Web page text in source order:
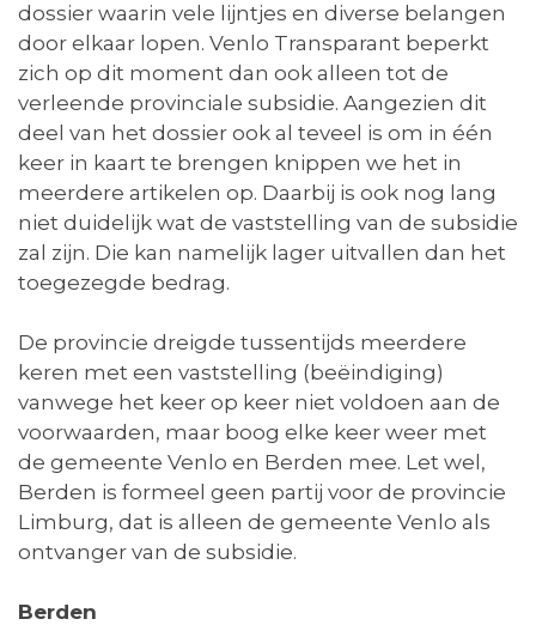
dossier waarin vele lijntjes en diverse belangen
door elkaar lopen. Venlo Transparant beperkt
zich op dit moment dan ook alleen tot de
verleende provinciale subsidie. Aangezien dit
deel van het dossier ook al teveel is om in één
keer in kaart te brengen knippen we het in
meerdere artikelen op. Daarbij is ook nog lang
niet duidelijk wat de vaststelling van de subsidie
zal zijn. Die kan namelijk lager uitvallen dan het
toegezegde bedrag.
De provincie dreigde tussentijds meerdere
keren met een vaststelling (beëindiging)
vanwege het keer op keer niet voldoen aan de
voorwaarden, maar boog elke keer weer met
de gemeente Venlo en Berden mee. Let wel,
Berden is formeel geen partij voor de provincie
Limburg, dat is alleen de gemeente Venlo als
ontvanger van de subsidie.
Berden